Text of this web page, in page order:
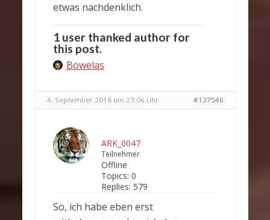
etwas nachdenklich.
1 user thanked author for
this post.
Bowelas
4. September 2018 um 23:06 Uhr #127546
ARK_0047
Teilnehmer
Offline
Topics: 0
Replies: 579
So, ich habe eben erst